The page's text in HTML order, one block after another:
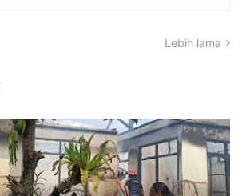
Lebih lama